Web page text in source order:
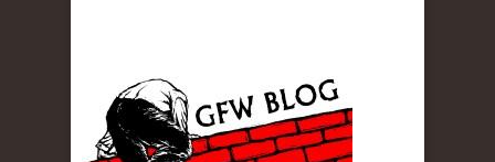
gfw_blog_small.jpg